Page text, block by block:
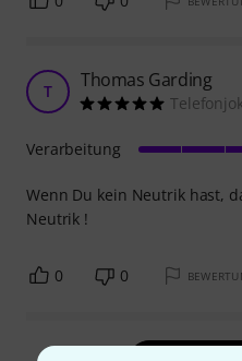
T Thomas Garding
Wenn Du kein Neutrik hast,
Neutrik !
Verarbeitung
0 0